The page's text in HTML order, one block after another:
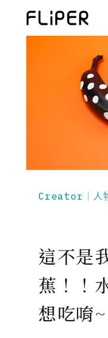
Creator｜人
這不是
蕉！！
想吃唷~